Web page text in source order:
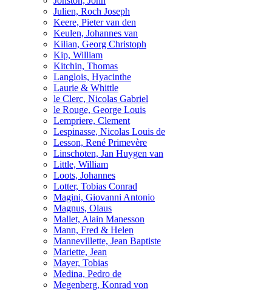
Julien, Roch Joseph
Keere, Pieter van den
Keulen, Johannes van
Kilian, Georg Christoph
Kip, William
Kitchin, Thomas
Langlois, Hyacinthe
Laurie & Whittle
le Clerc, Nicolas Gabriel
le Rouge, George Louis
Lempriere, Clement
Lespinasse, Nicolas Louis de
Lesson, René Primevère
Linschoten, Jan Huygen van
Little, William
Loots, Johannes
Lotter, Tobias Conrad
Magini, Giovanni Antonio
Magnus, Olaus
Mallet, Alain Manesson
Mann, Fred & Helen
Mannevillette, Jean Baptiste
Mariette, Jean
Mayer, Tobias
Medina, Pedro de
Megenberg, Konrad von